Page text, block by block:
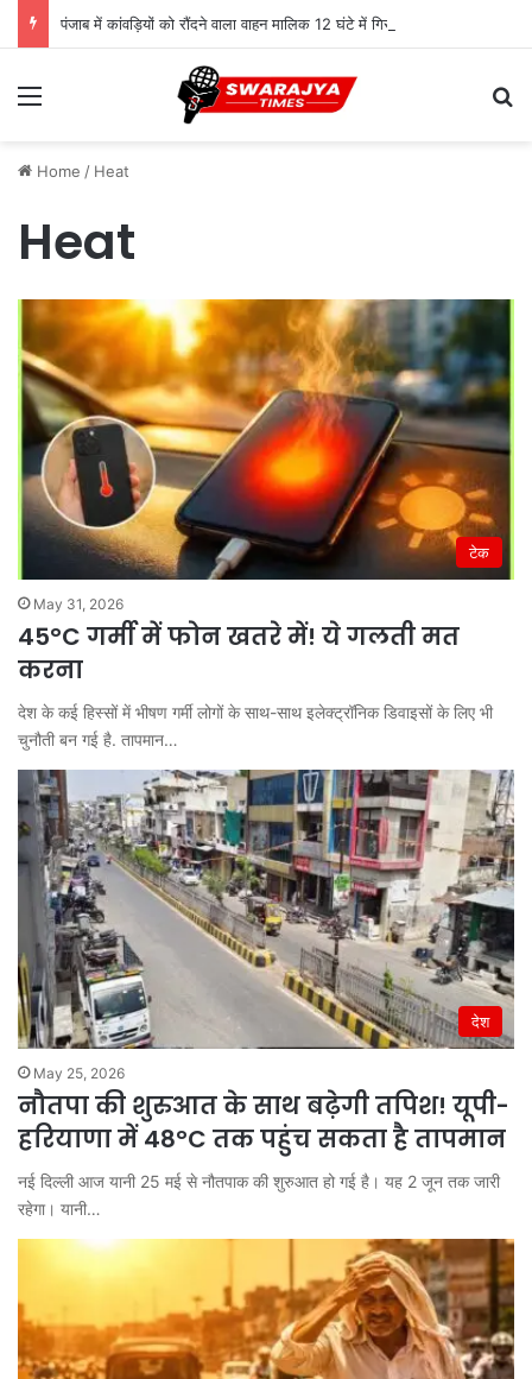
Menu
Home / Heat
Heat
टेक
May 31, 2026
45°C गर्मी में फोन खतरे में! ये गलती मत
करना
देश के कई हिस्सों में भीषण गर्मी लोगों के साथ-साथ इलेक्ट्रॉनिक डिवाइसों के लिए भी
चुनौती बन गई है. तापमान…
देश
May 25, 2026
नौतपा की शुरुआत के साथ बढ़ेगी तपिश! यूपी-
हरियाणा में 48°C तक पहुंच सकता है तापमान
नई दिल्ली आज यानी 25 मई से नौतपाक की शुरुआत हो गई है। यह 2 जून तक जारी
रहेगा। यानी…